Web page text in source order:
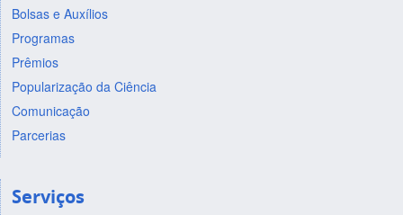
Bolsas e Auxílios
Programas
Prêmios
Popularização da Ciência
Comunicação
Parcerias
Serviços